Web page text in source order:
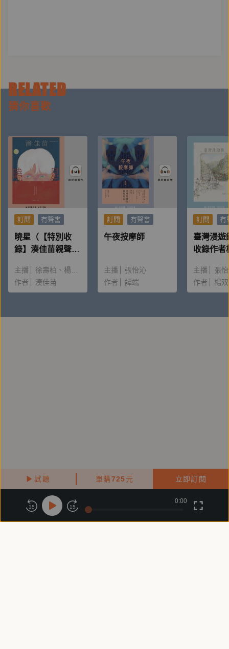
試聽 單購725元 立即訂閱
RELATED
猜你喜歡
訂閱 有聲書
曉星（【特別收
錄】湊佳苗親聲朗
主播 徐壽柏
楊雅淳
作者
湊佳苗
訂閱 有聲書
午夜按摩師
主播
張怡沁
作者
譚端
訂閱 有
臺灣漫遊
收錄作者
主播
張
作者
楊
關於鏡好聽
商務合作 付費條款 會員條款
15 15
0:00